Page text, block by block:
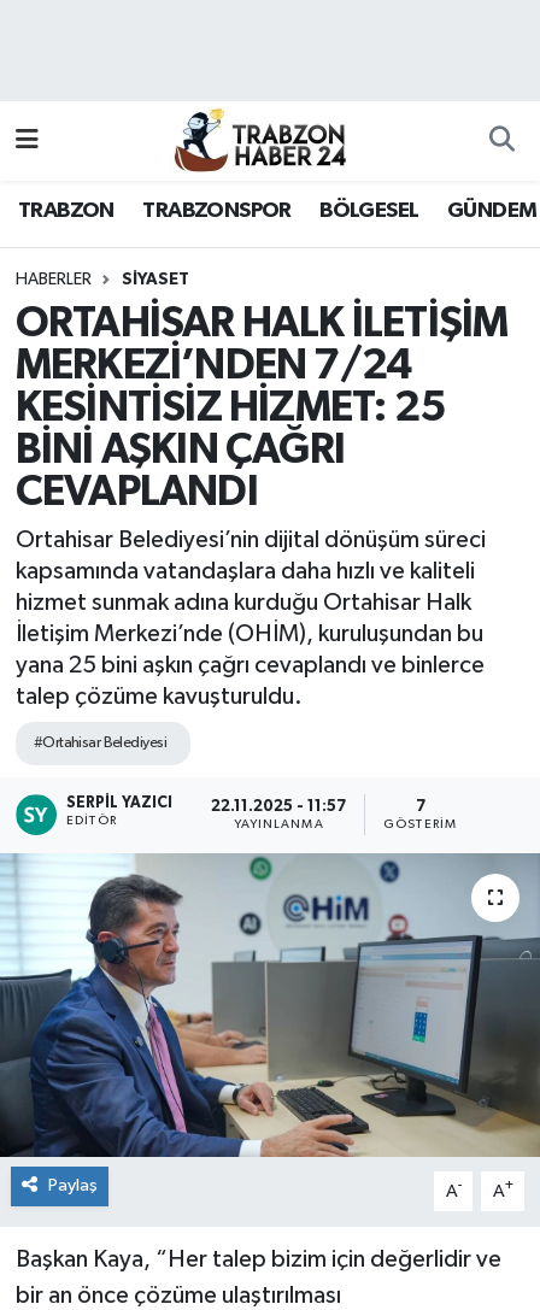
TRABZON TRABZONSPOR BÖLGESEL GÜNDEM
HABERLER SİYASET
ORTAHİSAR HALK İLETİŞİM
MERKEZİ’NDEN 7/24
KESİNTİSİZ HİZMET: 25
BİNİ AŞKIN ÇAĞRI
CEVAPLANDI
Ortahisar Belediyesi’nin dijital dönüşüm süreci
kapsamında vatandaşlara daha hızlı ve kaliteli
hizmet sunmak adına kurduğu Ortahisar Halk
İletişim Merkezi’nde (OHİM), kuruluşundan bu
yana 25 bini aşkın çağrı cevaplandı ve binlerce
talep çözüme kavuşturuldu.
#Ortahisar Belediyesi
SERPIL YAZICI
EDITÖR
22.11.2025 - 11:57
YAYINLANMA
7
GÖSTERIM
Paylaş A- A+
Başkan Kaya, “Her talep bizim için değerlidir ve
bir an önce çözüme ulaştırılması
Hava Durumu
Namaz Vakitleri
Trafik Durumu
Süper Lig Puan Durumu ve Fikstür
Tüm Manşetler
Son Dakika Haberleri